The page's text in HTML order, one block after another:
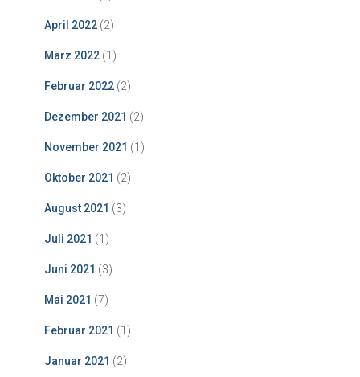
April 2022 (2)
März 2022 (1)
Februar 2022 (2)
Dezember 2021 (2)
November 2021 (1)
Oktober 2021 (2)
August 2021 (3)
Juli 2021 (1)
Juni 2021 (3)
Mai 2021 (7)
Februar 2021 (1)
Januar 2021 (2)